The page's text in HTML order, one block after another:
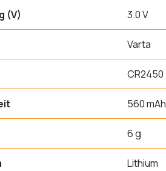
(V) 3.0 V
Varta
CR2450
560 mAh
6 g
Lithium